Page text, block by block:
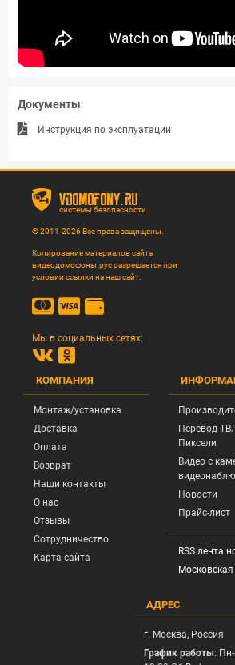
Документы
Инструкция по эксплуатации
vdomofony.ru
системы безопасности
© 2011-2026 Все права защищены.
Копирование материалов сайта
видеодомофоны.рус разрешается при
условии ссылки на наш сайт.
Мы в социальных сетях:
КОМПАНИЯ
Монтаж/установка
Доставка
Оплата
Возврат
Наши контакты
О нас
Отзывы
Сотрудничество
Карта сайта
Перевод
Пиксели
Видео с
Новости
Прайс-лист
RSS лента
АДРЕС
г. Москва, Россия
График работы: